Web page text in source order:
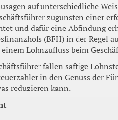
auf unterschiedliche
zugunsten einer
und dafür eine Abfindung
(BFH) in der Regel
Lohnzufluss beim
fallen saftige
in den Genuss der
reduzieren kann.